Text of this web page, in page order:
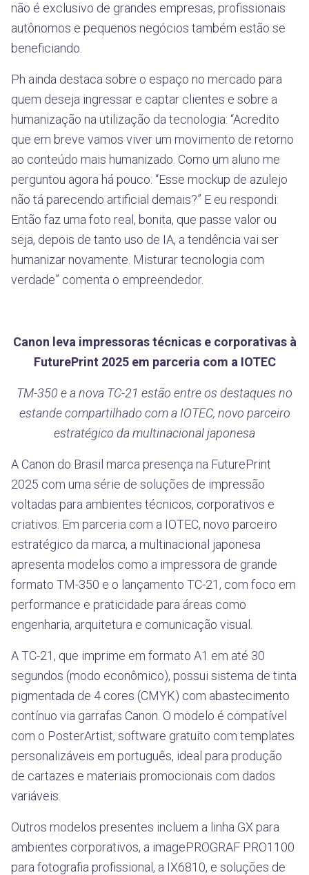
não é exclusivo de grandes empresas, profissionais
autônomos e pequenos negócios também estão se
beneficiando.
Ph ainda destaca sobre o espaço no mercado para
quem deseja ingressar e captar clientes e sobre a
humanização na utilização da tecnologia: “Acredito
que em breve vamos viver um movimento de retorno
ao conteúdo mais humanizado. Como um aluno me
perguntou agora há pouco: “Esse mockup de azulejo
não tá parecendo artificial demais?” E eu respondi:
Então faz uma foto real, bonita, que passe valor ou
seja, depois de tanto uso de IA, a tendência vai ser
humanizar novamente. Misturar tecnologia com
verdade” comenta o empreendedor.
Canon leva impressoras técnicas e corporativas à
FuturePrint 2025 em parceria com a IOTEC
TM-350 e a nova TC-21 estão entre os destaques no
estande compartilhado com a IOTEC, novo parceiro
estratégico da multinacional japonesa
A Canon do Brasil marca presença na FuturePrint
2025 com uma série de soluções de impressão
voltadas para ambientes técnicos, corporativos e
criativos. Em parceria com a IOTEC, novo parceiro
estratégico da marca, a multinacional japonesa
apresenta modelos como a impressora de grande
formato TM-350 e o lançamento TC-21, com foco em
performance e praticidade para áreas como
engenharia, arquitetura e comunicação visual.
A TC-21, que imprime em formato A1 em até 30
segundos (modo econômico), possui sistema de tinta
pigmentada de 4 cores (CMYK) com abastecimento
contínuo via garrafas Canon. O modelo é compatível
com o PosterArtist, software gratuito com templates
personalizáveis em português, ideal para produção
de cartazes e materiais promocionais com dados
variáveis.
Outros modelos presentes incluem a linha GX para
ambientes corporativos, a imagePROGRAF PRO1100
para fotografia profissional, a IX6810, e soluções de